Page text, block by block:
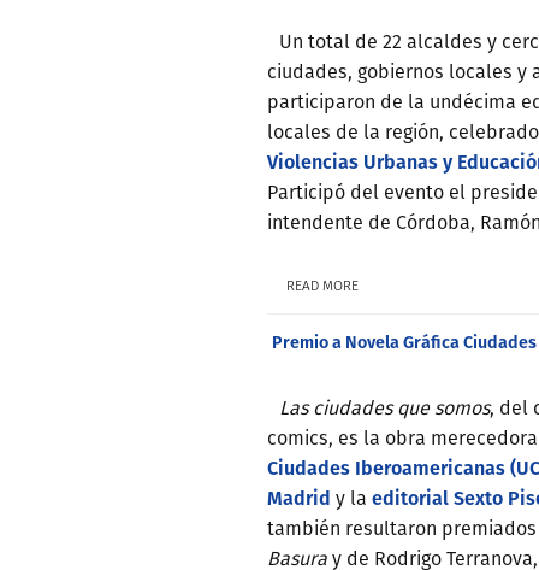
Un total de 22 alcaldes y
ciudades, gobiernos locales y
participaron de la undécima
locales de la región,
Violencias Urbanas y
Participó del evento el
intendente de Córdoba,
READ MORE
Premio a Novela Gráfica
Las ciudades que somos, del
comics, es la obra
Ciudades Iberoamericanas
Madrid y la editorial Sexto
también resultaron
Basura y de Rodrigo